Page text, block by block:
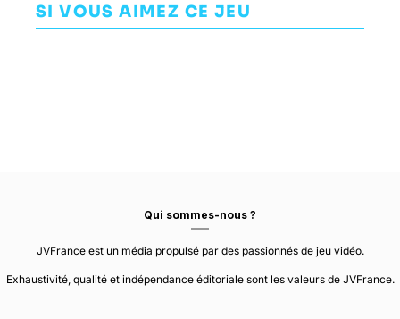
SI VOUS AIMEZ CE JEU
INTROVERSION
AVENTURE
Qui sommes-nous ?
JVFrance est un média propulsé par des passionnés de jeu vidéo.
Exhaustivité, qualité et indépendance éditoriale sont les valeurs de JVFrance.